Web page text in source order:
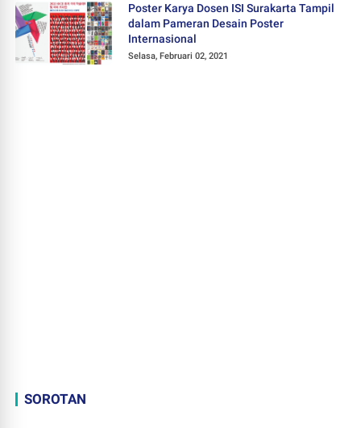
Poster Karya Dosen ISI Surakarta Tampil
dalam Pameran Desain Poster
Internasional
Selasa, Februari 02, 2021
SOROTAN